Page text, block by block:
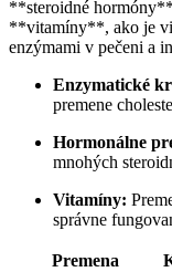
**steroidné
**vitamíny**, ako je
enzýmami v pečeni a
Enzymatické
premene
Hormonálne
mnohých
Vitamíny:
správne
Premena